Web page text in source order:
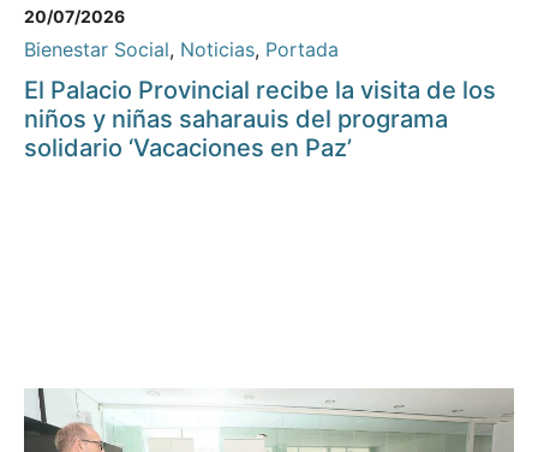
20/07/2026
Bienestar Social, Noticias, Portada
El Palacio Provincial recibe la visita de los
niños y niñas saharauis del programa
solidario ‘Vacaciones en Paz’